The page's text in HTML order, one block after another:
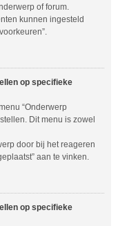
of forum.
kunnen ingesteld
op specifieke
“Onderwerp
Dit menu is zowel
door bij het reageren
aan te vinken.
op specifieke